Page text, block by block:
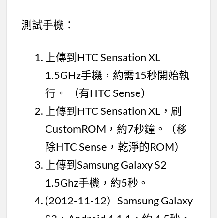
測試手機：
上傳到HTC Sensation XL
1.5GHz手機，約需15秒開始執
行。 （有HTC Sense）
上傳到HTC Sensation XL，刷
CustomROM，約7秒鐘。（移
除HTC Sense，乾淨的ROM）
上傳到Samsung Galaxy S2
1.5Ghz手機，約5秒。
(2012-11-12）Samsung Galaxy